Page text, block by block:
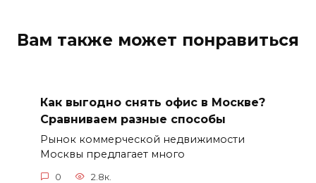
Вам также может понравиться
Как выгодно снять офис в Москве?
Сравниваем разные способы
Рынок коммерческой недвижимости
Москвы предлагает много
0 2.8к.